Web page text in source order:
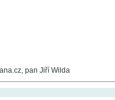
pan Jiří Wilda